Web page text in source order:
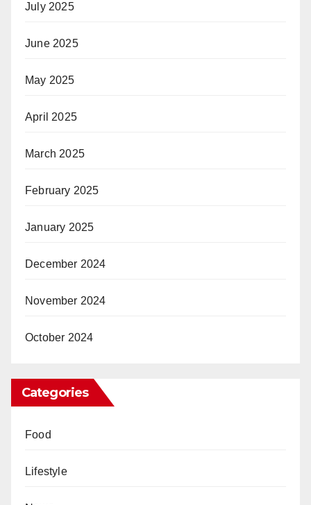
July 2025
June 2025
May 2025
April 2025
March 2025
February 2025
January 2025
December 2024
November 2024
October 2024
Categories
Food
Lifestyle